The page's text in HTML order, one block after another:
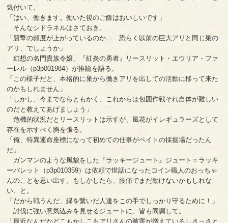
気付いて。
「はい、働きます。働いた後のご飯はおいしいです」
そんなシドラネルはさておき。
「襲撃の頻度が上がっているのか……恐らく以前の巨大アリと同じ巣の
アリ、でしょうか」
幻想の名門貴族令嬢、『紅炎の勇者』リースリット・エウリア・ファ
ーレル（p3p001984）が推論を語る。
「この様子だと、本格的に巣から働きアリを出しての活動に移って来た
のかもしれません」
「しかし、今までならともかく、これからは包囲作戦それ自体が難しい
のだと教えてあげましょう」
危機的状況だとリースリットは示すが、風花がイレギュラーズとして
存在を示すべく胸を張る。
「俺、特異運命座標になって初めての仕事がペイトの採掘場だったん
だ」
ガンマンのような風貌をした『ラッキージュート』ジュート＝ラッキ
ーバレット（p3p010359）は依頼で世話になったコイン職人のおっちゃ
んのことを思い出す。もしかしたら、腰痛でまだ動けないかもしれな
い、と。
「だから戦うんだ、縁を繋いだ人達をこの手でしっかり守るために！」
討伐に強い意気込みを見せるジュートに、皆も同調して。
「最近なんだかどこもかしこもアリさんの被害が増えているしさっさと